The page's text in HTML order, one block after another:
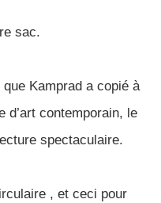
sac.
Kamprad a copié à
d’art contemporain, le
spectaculaire.
, et ceci pour